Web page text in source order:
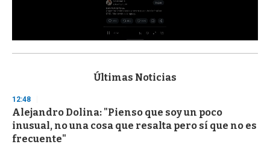
s
d
s
o
f
3
Últimas Noticias
12:48
Alejandro Dolina: "Pienso que soy un poco
inusual, no una cosa que resalta pero sí que no es
frecuente"